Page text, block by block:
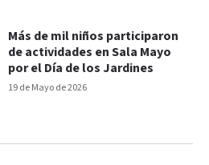
19 de Mayo de 2026
Más de mil niños participaron
de actividades en Sala Mayo
por el Día de los Jardines